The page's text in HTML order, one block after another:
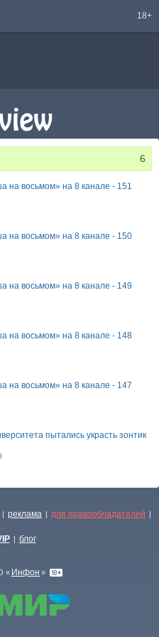
18+
6
на восьмом» на 8 канале - 151
на восьмом» на 8 канале - 150
на восьмом» на 8 канале - 149
на восьмом» на 8 канале - 148
на восьмом» на 8 канале - 147
пытались украсть зонтик
| реклама | для правообладателей |
| блог
« Инфон »